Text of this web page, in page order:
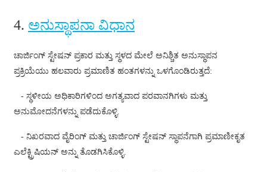
தமிழ்
తెలుగు
български
বাংলা
4. ಅನುಸ್ಥಾಪನಾ ವಿಧಾನ
ಚಾರ್ಜಿಂಗ್ ಸ್ಟೇಷನ್ ಪ್ರಕಾರ ಮತ್ತು ಸ್ಥಳದ ಮೇಲೆ ಅನಿಶ್ಚಿತ ಅನುಸ್ಥಾಪನ
ಪ್ರಕ್ರಿಯೆಯು ಹಲವಾರು ಪ್ರಮಾಣಿತ ಹಂತಗಳನ್ನು ಒಳಗೊಂಡಿರುತ್ತದೆ:
- ಸ್ಥಳೀಯ ಅಧಿಕಾರಿಗಳಿಂದ ಅಗತ್ಯವಾದ ಪರವಾನಗಿಗಳು ಮತ್ತು
ಅನುಮೋದನೆಗಳನ್ನು ಪಡೆದುಕೊಳ್ಳಿ.
- ನಿಖರವಾದ ವೈರಿಂಗ್ ಮತ್ತು ಚಾರ್ಜಿಂಗ್ ಸ್ಟೇಷನ್ ಸ್ಥಾಪನೆಗಾಗಿ ಪ್ರಮಾಣೀಕೃತ
ಎಲೆಕ್ಟ್ರಿಷಿಯನ್ ಅನ್ನು ತೊಡಗಿಸಿಕೊಳ್ಳಿ.